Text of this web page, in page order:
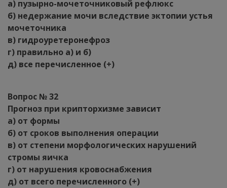
а) пузырно-мочеточниковый рефлюкс
б) недержание мочи вследствие эктопии устья
мочеточника
в) гидроуретеронефроз
г) правильно а) и б)
д) все перечисленное (+)
Вопрос № 32
Прогноз при крипторхизме зависит
а) от формы
б) от сроков выполнения операции
в) от степени морфологических нарушений
стромы яичка
г) от нарушения кровоснабжения
д) от всего перечисленного (+)